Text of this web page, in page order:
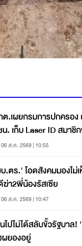
.เผยกรมการปกครอง
. เก็บ Laser ID สมาชิ
06 ส.ค. 2569 | 10:55
.ตร.' โอดสังคมมองไม่
า2พี่น้องรัสเซีย
06 ส.ค. 2569 | 10:47
ไปไม่ได้สลับขั้วรัฐบาล!
ยองอยู่